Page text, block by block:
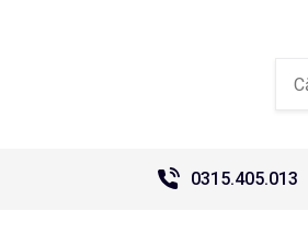
0315.405.013